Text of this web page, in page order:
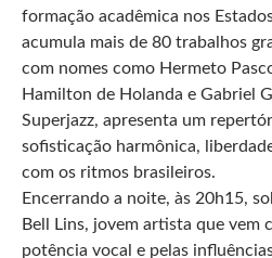
formação acadêmica nos
acumula mais de 80 trabalhos
com nomes como Hermeto
Hamilton de Holanda e Gabriel
Superjazz, apresenta um
sofisticação harmônica,
com os ritmos brasileiros.
Encerrando a noite, às 20h15,
Bell Lins, jovem artista que vem
potência vocal e pelas